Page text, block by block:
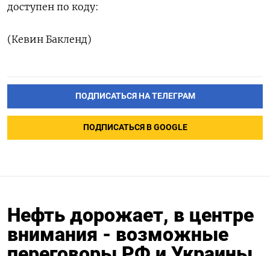
доступен по коду:
(Кевин Бакленд)
ПОДПИСАТЬСЯ НА ТЕЛЕГРАМ
ПОДПИСАТЬСЯ В GOOGLE
Нефть дорожает, в центре
внимания - возможные